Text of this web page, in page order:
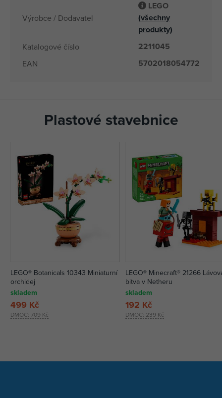
Výrobce / Dodavatel
LEGO
(všechny
produkty)
Katalogové číslo 2211045
EAN 5702018054772
Plastové stavebnice
LEGO® Botanicals 10343 Miniaturní
orchidej
skladem
DMOC: 709 Kč
499 Kč
LEGO® Minecraft® 21266
bitva v Netheru
skladem
DMOC: 239 Kč
192 Kč